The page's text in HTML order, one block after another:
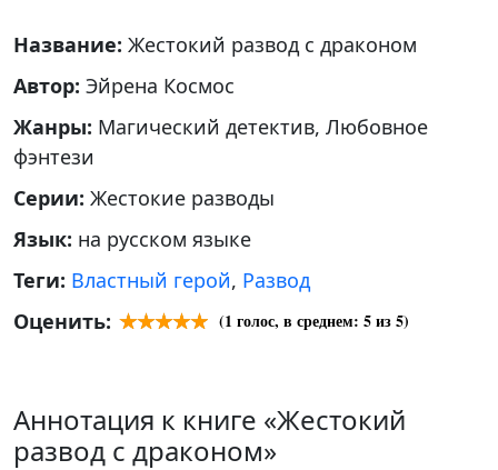
Название: Жестокий развод с драконом
Автор: Эйрена Космос
Жанры: Магический детектив, Любовное
фэнтези
Серии: Жестокие разводы
Язык: на русском языке
Теги: Властный герой, Развод
Оценить:
(1 голос, в среднем: 5из 5)
Аннотация к книге «Жестокий
развод с драконом»